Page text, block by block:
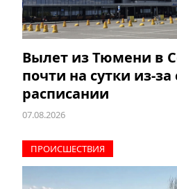
Вылет из Тюмени в
почти на сутки из-за
расписании
07.08.2026
ПРОИCШЕСТВИЯ